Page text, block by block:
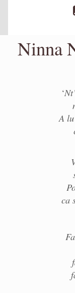
Ninna
‘
A
ca